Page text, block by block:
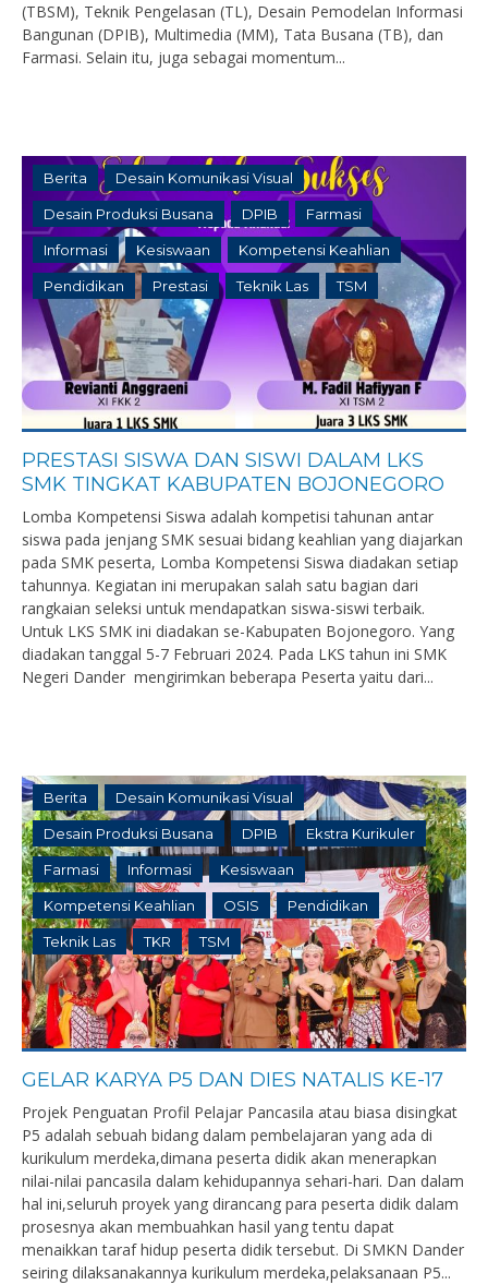
(TBSM), Teknik Pengelasan (TL), Desain Pemodelan Informasi
Bangunan (DPIB), Multimedia (MM), Tata Busana (TB), dan
Farmasi. Selain itu, juga sebagai momentum...
Berita Desain Komunikasi Visual
Desain Produksi Busana DPIB Farmasi
Informasi Kesiswaan Kompetensi Keahlian
Pendidikan Prestasi Teknik Las TSM
PRESTASI SISWA DAN SISWI DALAM LKS
SMK TINGKAT KABUPATEN BOJONEGORO
Lomba Kompetensi Siswa adalah kompetisi tahunan antar
siswa pada jenjang SMK sesuai bidang keahlian yang diajarkan
pada SMK peserta, Lomba Kompetensi Siswa diadakan setiap
tahunnya. Kegiatan ini merupakan salah satu bagian dari
rangkaian seleksi untuk mendapatkan siswa-siswi terbaik.
Untuk LKS SMK ini diadakan se-Kabupaten Bojonegoro. Yang
diadakan tanggal 5-7 Februari 2024. Pada LKS tahun ini SMK
Negeri Dander mengirimkan beberapa Peserta yaitu dari...
Berita Desain Komunikasi Visual
Desain Produksi Busana DPIB Ekstra Kurikuler
Farmasi Informasi Kesiswaan
Kompetensi Keahlian OSIS Pendidikan
Teknik Las TKR TSM
GELAR KARYA P5 DAN DIES NATALIS KE-17
Projek Penguatan Profil Pelajar Pancasila atau biasa disingkat
P5 adalah sebuah bidang dalam pembelajaran yang ada di
kurikulum merdeka,dimana peserta didik akan menerapkan
nilai-nilai pancasila dalam kehidupannya sehari-hari. Dan dalam
hal ini,seluruh proyek yang dirancang para peserta didik dalam
prosesnya akan membuahkan hasil yang tentu dapat
menaikkan taraf hidup peserta didik tersebut. Di SMKN Dander
seiring dilaksanakannya kurikulum merdeka,pelaksanaan P5...